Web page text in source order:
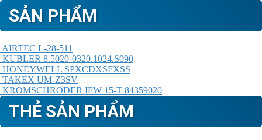
SẢN PHẨM
AIRTEC L-28-511
KUBLER 8.5020-0320.1024.S090
HONEYWELL SPXCDXSFXSS
TAKEX UM-Z3SV
KROMSCHRODER IFW 15-T 84359020
THẺ SẢN PHẨM